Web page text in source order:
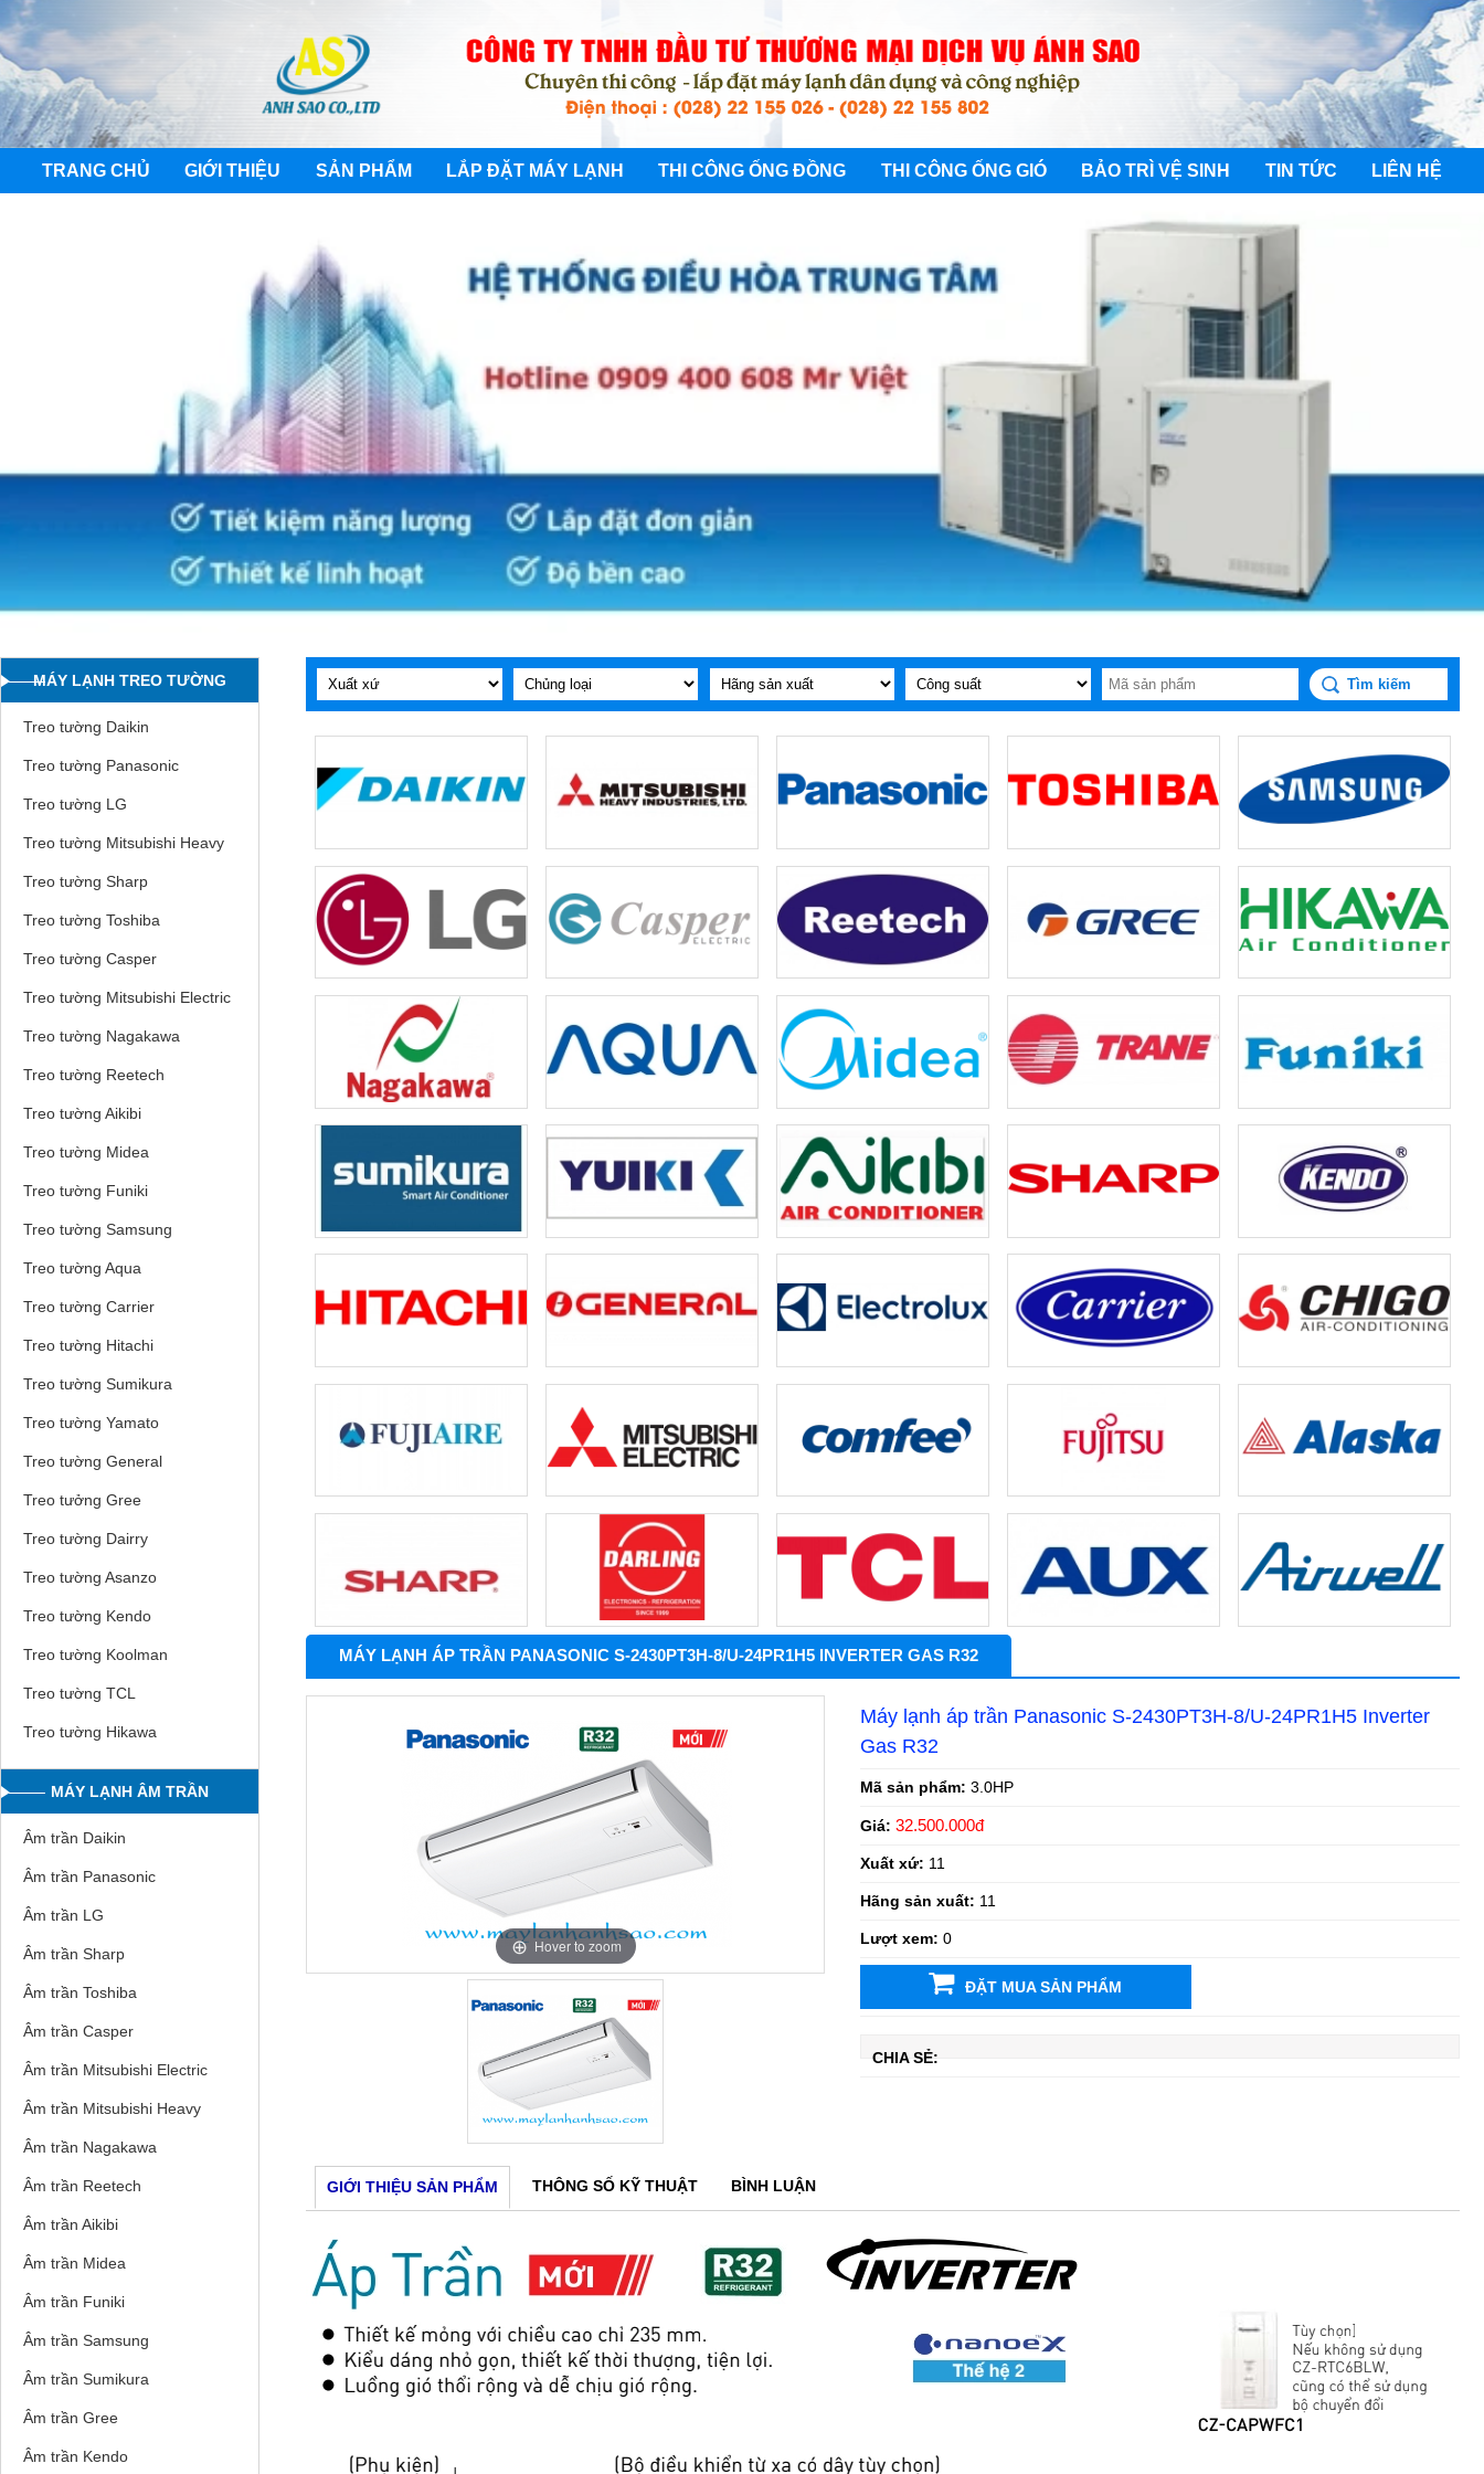
TRANG CHỦ GIỚI THIỆU SẢN PHẨM LẮP ĐẶT MÁY LẠNH THI CÔNG ỐNG ĐỒNG THI CÔNG ỐNG GIÓ BẢO TRÌ VỆ SINH TIN TỨC LIÊN HỆ
MÁY LẠNH ÁP TRẦN PANASONIC S-2430PT3H-8/U-24PR1H5 INVERTER GAS R32
Hover to zoom
Máy lạnh áp trần Panasonic S-2430PT3H-8/U-24PR1H5 Inverter
Gas R32
Mã sản phẩm: 3.0HP
Giá: 32.500.000đ
Xuất xứ: 11
Hãng sản xuất: 11
Lượt xem: 0
ĐẶT MUA SẢN PHẨM
CHIA SẺ:
GIỚI THIỆU SẢN PHẨM THÔNG SỐ KỸ THUẬT BÌNH LUẬN
MÁY LẠNH TREO TƯỜNG
Treo tường Daikin
Treo tường Panasonic
Treo tường LG
Treo tường Mitsubishi Heavy
Treo tường Sharp
Treo tường Toshiba
Treo tường Casper
Treo tường Mitsubishi Electric
Treo tường Nagakawa
Treo tường Reetech
Treo tường Aikibi
Treo tường Midea
Treo tường Funiki
Treo tường Samsung
Treo tường Aqua
Treo tường Carrier
Treo tường Hitachi
Treo tường Sumikura
Treo tường Yamato
Treo tường General
Treo tưởng Gree
Treo tường Dairry
Treo tường Asanzo
Treo tường Kendo
Treo tường Koolman
Treo tường TCL
Treo tường Hikawa
MÁY LẠNH ÂM TRẦN
Âm trần Daikin
Âm trần Panasonic
Âm trần LG
Âm trần Sharp
Âm trần Toshiba
Âm trần Casper
Âm trần Mitsubishi Electric
Âm trần Mitsubishi Heavy
Âm trần Nagakawa
Âm trần Reetech
Âm trần Aikibi
Âm trần Midea
Âm trần Funiki
Âm trần Samsung
Âm trần Sumikura
Âm trần Gree
Âm trần Kendo